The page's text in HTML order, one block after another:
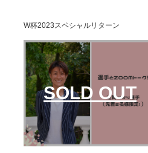
W杯2023スペシャルリターン
SOLD OUT